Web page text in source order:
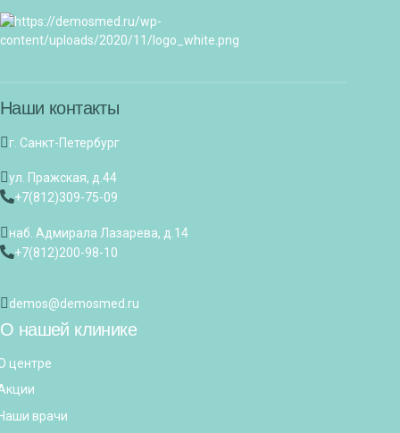
Наши контакты
г. Санкт-Петербург
ул. Пражская, д.44
+7(812)309-75-09
наб. Адмирала Лазарева, д.14
+7(812)200-98-10
demos@demosmed.ru
О нашей клинике
центре
врачи